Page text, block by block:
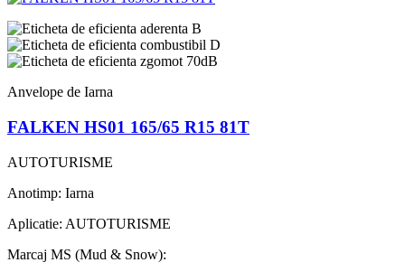
B
D
70dB
Anvelope de Iarna
FALKEN HS01 165/65 R15 81T
AUTOTURISME
Anotimp: Iarna
Aplicatie: AUTOTURISME
Marcaj MS (Mud & Snow):